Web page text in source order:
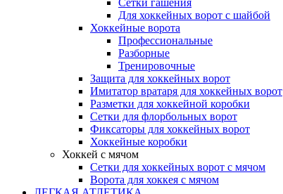
Сетки гашения
Для хоккейных ворот с шайбой
Хоккейные ворота
Профессиональные
Разборные
Тренировочные
Защита для хоккейных ворот
Имитатор вратаря для хоккейных ворот
Разметки для хоккейной коробки
Сетки для флорбольных ворот
Фиксаторы для хоккейных ворот
Хоккейные коробки
Хоккей с мячом
Сетки для хоккейных ворот с мячом
Ворота для хоккея с мячом